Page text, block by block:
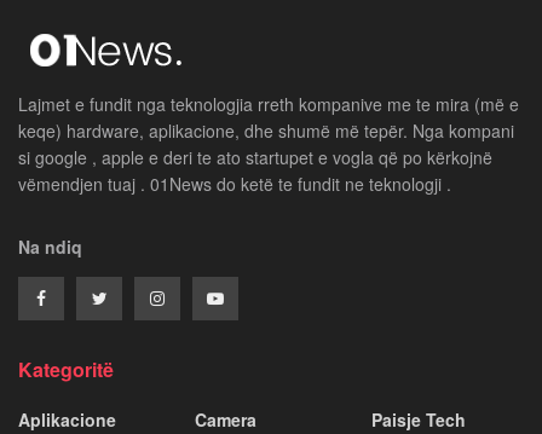
Lajmet e fundit nga teknologjia rreth kompanive me te mira (më e
keqe) hardware, aplikacione, dhe shumë më tepër. Nga kompani
si google , apple e deri te ato startupet e vogla që po kërkojnë
vëmendjen tuaj . 01News do ketë te fundit ne teknologji .
Na ndiq
Kategoritë
Aplikacione
Camera
Paisje Tech